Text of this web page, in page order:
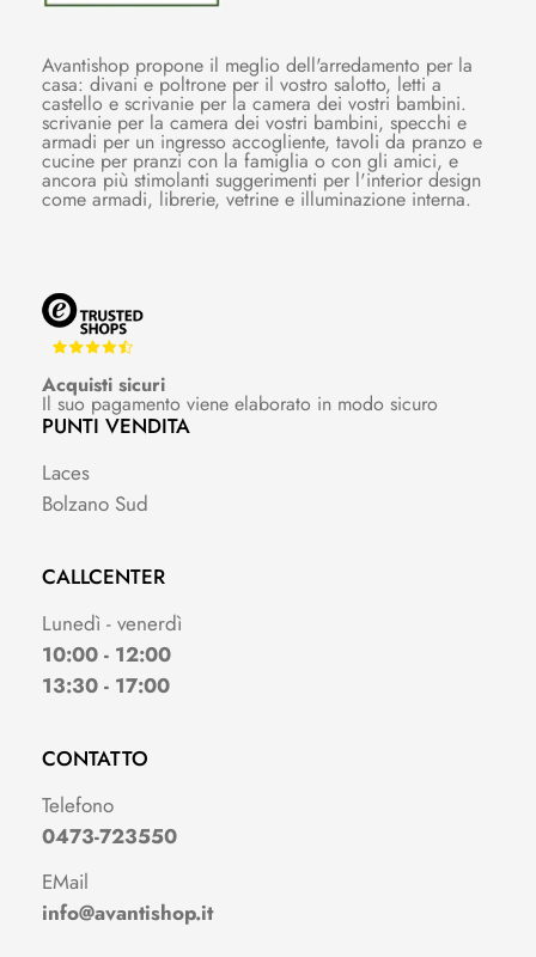
Avantishop propone il meglio dell'arredamento per la
casa: divani e poltrone per il vostro salotto, letti a
castello e scrivanie per la camera dei vostri bambini.
scrivanie per la camera dei vostri bambini, specchi e
armadi per un ingresso accogliente, tavoli da pranzo e
cucine per pranzi con la famiglia o con gli amici, e
ancora più stimolanti suggerimenti per l'interior design
come armadi, librerie, vetrine e illuminazione interna.
Acquisti sicuri
Il suo pagamento viene elaborato in modo sicuro
PUNTI VENDITA
Laces
Bolzano Sud
CALLCENTER
Lunedì - venerdì
10:00 - 12:00
13:30 - 17:00
CONTATTO
Telefono
0473-723550
EMail
info@avantishop.it